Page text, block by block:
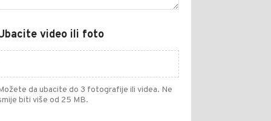
video ili foto
da ubacite do 3 fotografije ili videa. Ne
biti više od 25 MB.